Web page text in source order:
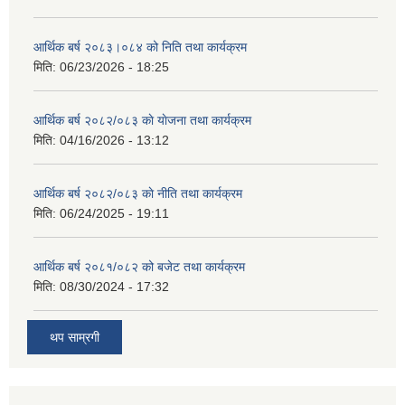
आर्थिक बर्ष २०८३।०८४ को निति तथा कार्यक्रम
मिति: 06/23/2026 - 18:25
आर्थिक बर्ष २०८२/०८३ काे याेजना तथा कार्यक्रम
मिति: 04/16/2026 - 13:12
आर्थिक बर्ष २०८२/०८३ काे नीति तथा कार्यक्रम
मिति: 06/24/2025 - 19:11
आर्थिक बर्ष २०८१/०८२ को बजेट तथा कार्यक्रम
मिति: 08/30/2024 - 17:32
थप साम्रगी